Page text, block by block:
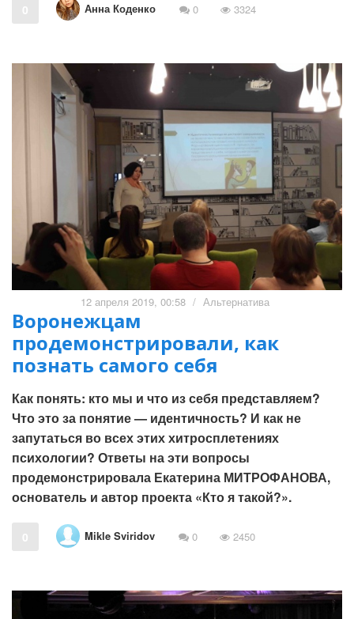
0 Анна Коденко 0 3324
12 апреля 2019, 00:58 / Альтернатива
Воронежцам
продемонстрировали, как
познать самого себя
Как понять: кто мы и что из себя представляем?
Что это за понятие — идентичность? И как не
запутаться во всех этих хитросплетениях
психологии? Ответы на эти вопросы
продемонстрировала Екатерина МИТРОФАНОВА,
основатель и автор проекта «Кто я такой?».
0 Mikle Sviridov 0 2450